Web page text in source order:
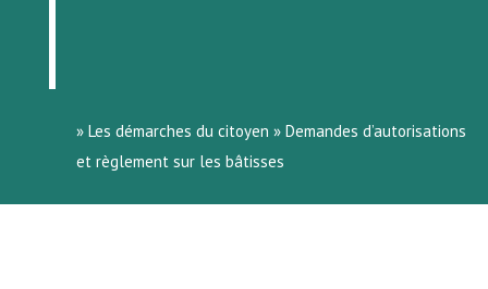
» Les démarches du citoyen » Demandes d’autorisations
et règlement sur les bâtisses